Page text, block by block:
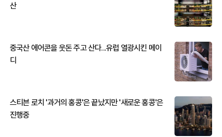
산
중국산 에어콘을 웃돈 주고 산다...유럽 열광시킨 메이
디
스티븐 로치 '과거의 홍콩'은 끝났지만 '새로운 홍콩'은
진행중